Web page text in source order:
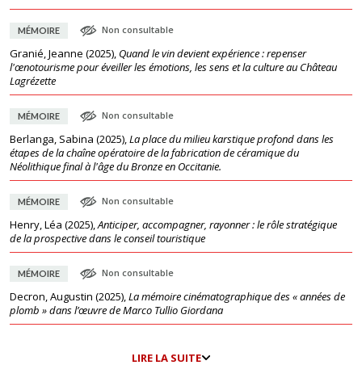
MÉMOIRE Non consultable
Granié, Jeanne (2025), Quand le vin devient expérience : repenser
l'œnotourisme pour éveiller les émotions, les sens et la culture au Château
Lagrézette
MÉMOIRE Non consultable
Berlanga, Sabina (2025),La place du milieu karstique profond dans les
étapes de la chaîne opératoire de la fabrication de céramique du
Néolithique final à l'âge du Bronze en Occitanie.
MÉMOIRE Non consultable
Henry, Léa (2025),Anticiper, accompagner, rayonner : le rôle stratégique
de la prospective dans le conseil touristique
MÉMOIRE Non consultable
Decron, Augustin (2025),La mémoire cinématographique des « années de
plomb » dans l’œuvre de Marco Tullio Giordana
LIRE LA SUITE